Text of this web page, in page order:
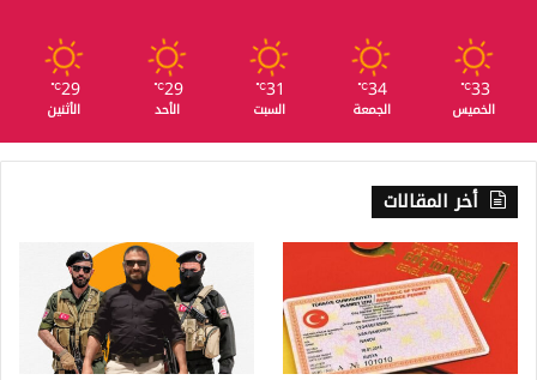
33
℃
الخميس
34
℃
الجمعة
31
℃
السبت
29
℃
الأحد
29
℃
الأثنين
أخر المقالات